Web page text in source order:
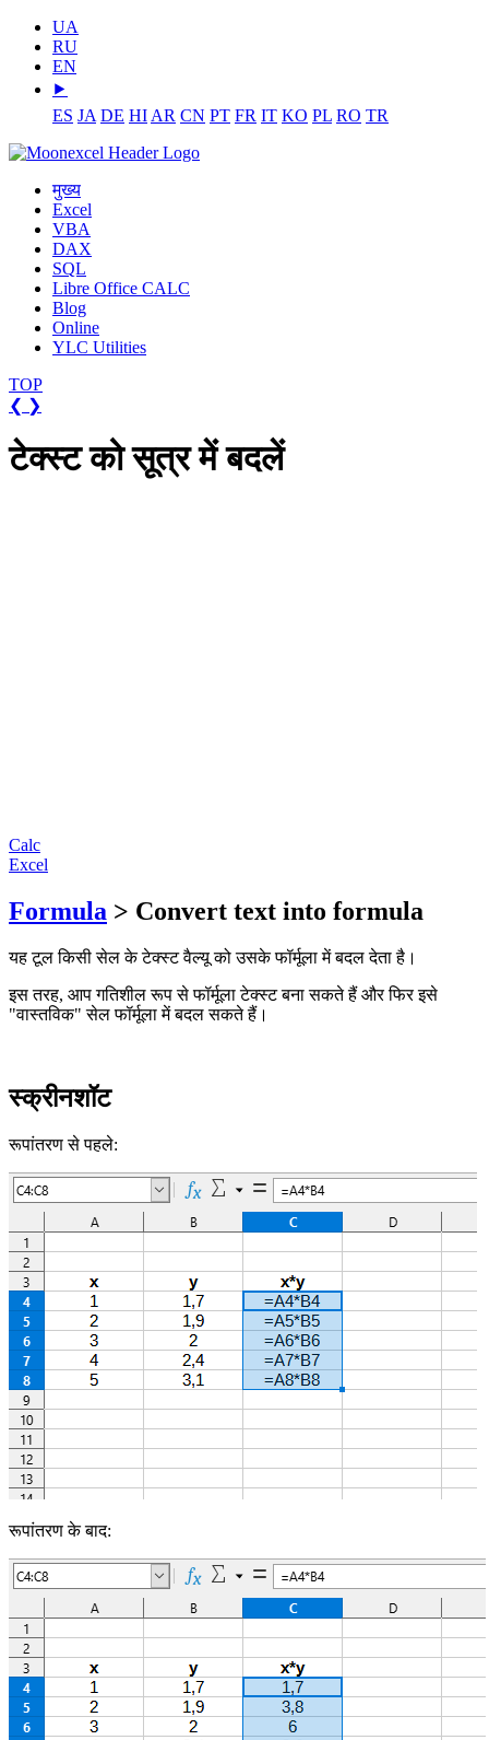
UA
RU
EN
⯈
ES JA DE HI AR CN PT FR IT KO PL RO TR
मुख्य
Excel
VBA
DAX
SQL
Libre Office CALC
Blog
Online
YLC Utilities
TOP
❮ ❯
टेक्स्ट को सूत्र में बदलें
Calc
Excel
Formula > Convert text into formula
यह टूल किसी सेल के टेक्स्ट वैल्यू को उसके फॉर्मूला में बदल देता है।
इस तरह, आप गतिशील रूप से फॉर्मूला टेक्स्ट बना सकते हैं और फिर इसे
"वास्तविक" सेल फॉर्मूला में बदल सकते हैं।
स्क्रीनशॉट
रूपांतरण से पहले:
रूपांतरण के बाद: